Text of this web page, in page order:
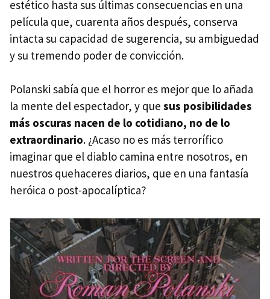
estético hasta sus últimas consecuencias en una
película que, cuarenta años después, conserva
intacta su capacidad de sugerencia, su ambiguedad
y su tremendo poder de convicción.
Polanski sabía que el horror es mejor que lo añada
la mente del espectador, y que sus posibilidades
más oscuras nacen de lo cotidiano, no de lo
extraordinario. ¿Acaso no es más terrorífico
imaginar que el diablo camina entre nosotros, en
nuestros quehaceres diarios, que en una fantasía
heróica o post-apocalíptica?